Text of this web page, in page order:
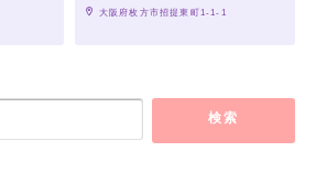
大阪府枚方市招提東町1-1-1
検索